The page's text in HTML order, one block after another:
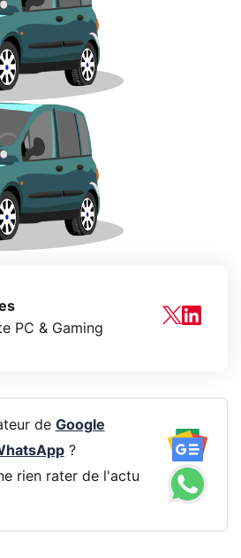
PC & Gaming
de Google
?
rien rater de l'actu